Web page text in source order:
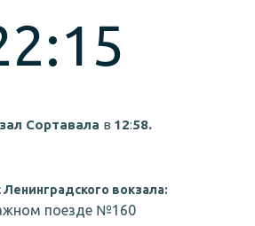
поезде №160
вокзала:
Сортавала в 12:58.